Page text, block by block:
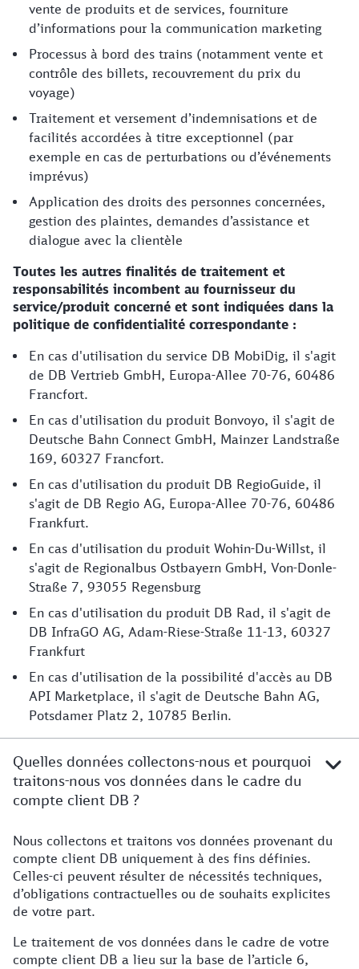
vente de produits et de services, fourniture
d’informations pour la communication marketing
Processus à bord des trains (notamment vente et
contrôle des billets, recouvrement du prix du
voyage)
Traitement et versement d’indemnisations et de
facilités accordées à titre exceptionnel (par
exemple en cas de perturbations ou d’événements
imprévus)
Application des droits des personnes concernées,
gestion des plaintes, demandes d’assistance et
dialogue avec la clientèle
Toutes les autres finalités de traitement et
responsabilités incombent au fournisseur du
service/produit concerné et sont indiquées dans la
politique de confidentialité correspondante :
En cas d'utilisation du service DB MobiDig, il s'agit
de DB Vertrieb GmbH, Europa-Allee 70-76, 60486
Francfort.
En cas d'utilisation du produit Bonvoyo, il s'agit de
Deutsche Bahn Connect GmbH, Mainzer Landstraße
169, 60327 Francfort.
En cas d'utilisation du produit DB RegioGuide, il
s'agit de DB Regio AG, Europa-Allee 70-76, 60486
Frankfurt.
En cas d'utilisation du produit Wohin-Du-Willst, il
s'agit de Regionalbus Ostbayern GmbH, Von-Donle-
Straße 7, 93055 Regensburg
En cas d'utilisation du produit DB Rad, il s'agit de
DB InfraGO AG, Adam-Riese-Straße 11-13, 60327
Frankfurt
En cas d'utilisation de la possibilité d'accès au DB
API Marketplace, il s'agit de Deutsche Bahn AG,
Potsdamer Platz 2, 10785 Berlin.
Quelles données collectons-nous et pourquoi
traitons-nous vos données dans le cadre du
compte client DB ?
Informations détaillées
Nous collectons et traitons vos données provenant du
compte client DB uniquement à des fins définies.
Celles-ci peuvent résulter de nécessités techniques,
d’obligations contractuelles ou de souhaits explicites
de votre part.
Le traitement de vos données dans le cadre de votre
compte client DB a lieu sur la base de l’article 6,